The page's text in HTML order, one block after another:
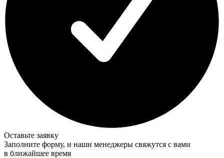
Оставьте заявку
Заполните форму, и наши менеджеры свяжутся с вами
в ближайшее время